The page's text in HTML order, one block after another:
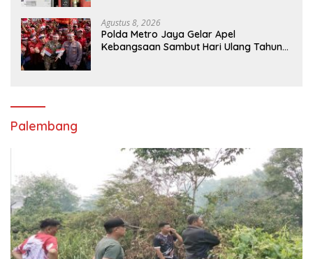
Agustus 8, 2026
Polda Metro Jaya Gelar Apel
Kebangsaan Sambut Hari Ulang Tahun
Palembang